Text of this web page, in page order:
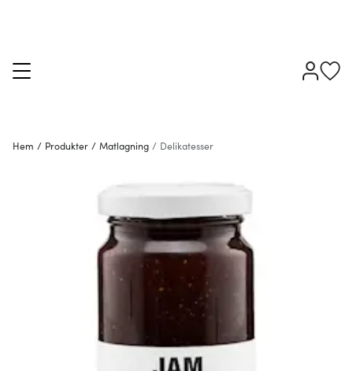
Hem / Produkter / Matlagning / Delikatesser